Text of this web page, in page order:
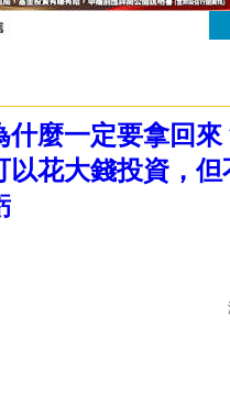
什麼一定要拿回來
以花大錢投資，但